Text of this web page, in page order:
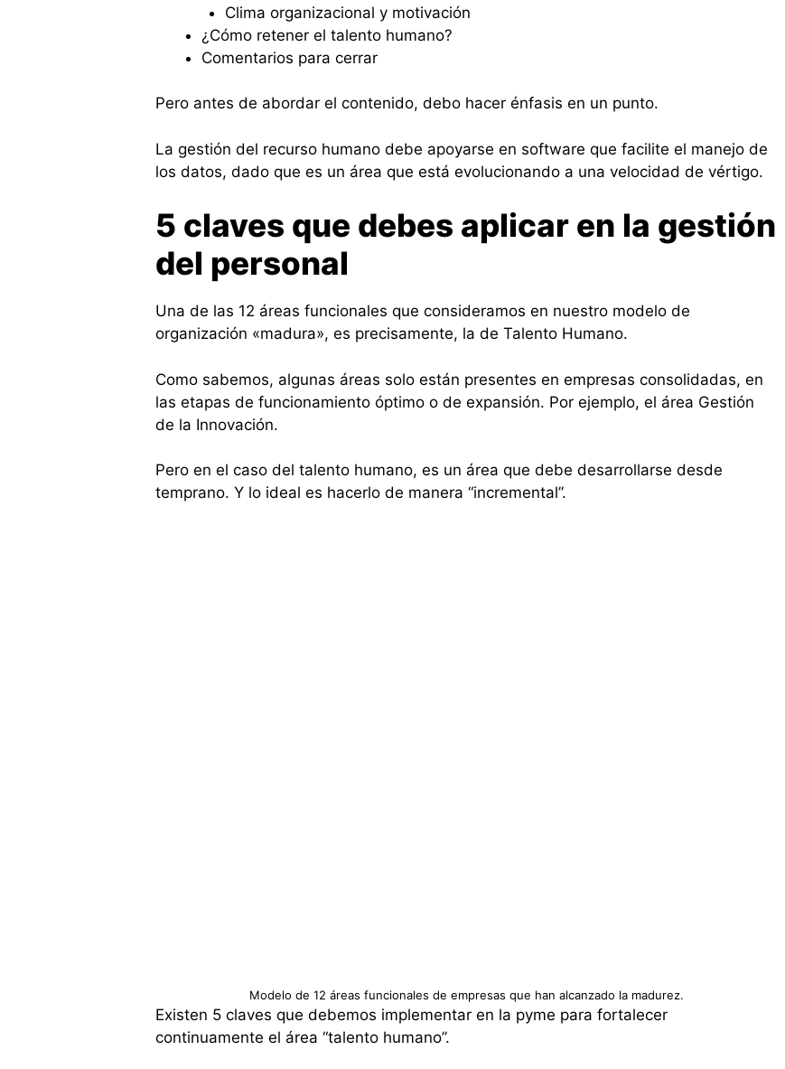
Clima organizacional y motivación
¿Cómo retener el talento humano?
Comentarios para cerrar
Pero antes de abordar el contenido, debo hacer énfasis en un punto.
La gestión del recurso humano debe apoyarse en software que facilite el manejo de
los datos, dado que es un área que está evolucionando a una velocidad de vértigo.
5 claves que debes aplicar en la gestión
del personal
Una de las 12 áreas funcionales que consideramos en nuestro modelo de
organización «madura», es precisamente, la de Talento Humano.
Como sabemos, algunas áreas solo están presentes en empresas consolidadas, en
las etapas de funcionamiento óptimo o de expansión. Por ejemplo, el área Gestión
de la Innovación.
Pero en el caso del talento humano, es un área que debe desarrollarse desde
temprano. Y lo ideal es hacerlo de manera “incremental”.
Modelo de 12 áreas funcionales de empresas que han alcanzado la madurez.
Existen 5 claves que debemos implementar en la pyme para fortalecer
continuamente el área “talento humano”.